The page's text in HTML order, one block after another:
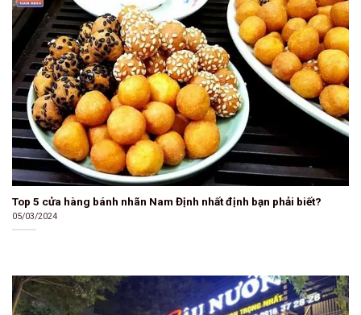
Top 5 cửa hàng bánh nhãn Nam Định nhất định bạn phải biết?
05/03/2024